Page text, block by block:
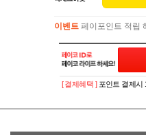
이벤트 페이포인트 적립
이벤트페이포인트 적립
[ 결제혜택 ] 포인트 결제시